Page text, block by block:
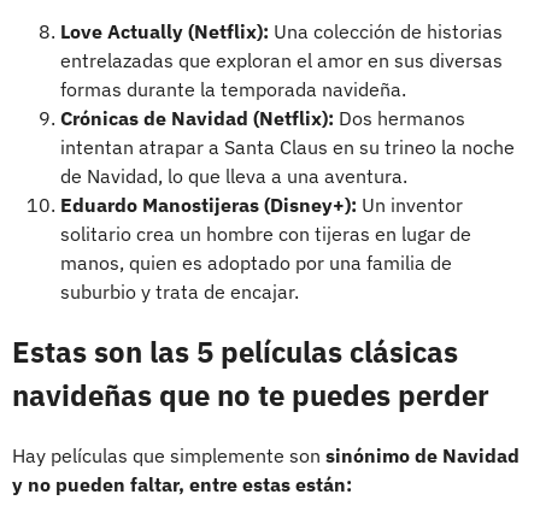
Love Actually (Netflix): Una colección de historias
entrelazadas que exploran el amor en sus diversas
formas durante la temporada navideña.
Crónicas de Navidad (Netflix): Dos hermanos
intentan atrapar a Santa Claus en su trineo la noche
de Navidad, lo que lleva a una aventura.
Eduardo Manostijeras (Disney+): Un inventor
solitario crea un hombre con tijeras en lugar de
manos, quien es adoptado por una familia de
suburbio y trata de encajar.
Estas son las 5 películas clásicas
navideñas que no te puedes perder
Hay películas que simplemente son sinónimo de Navidad
y no pueden faltar, entre estas están: